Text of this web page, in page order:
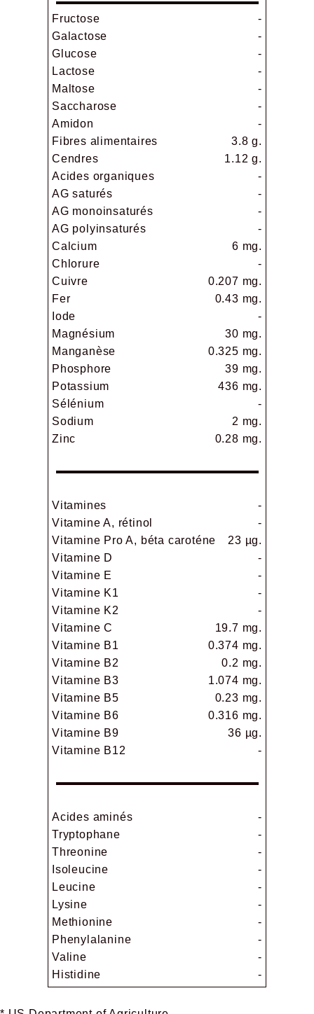
Fructose
-
Galactose
-
Glucose
-
Lactose
-
Maltose
-
Saccharose
-
Amidon
-
Fibres alimentaires
3.8 g.
Cendres
1.12 g.
Acides organiques
-
AG saturés
-
AG monoinsaturés
-
AG polyinsaturés
-
Calcium
6 mg.
Chlorure
-
Cuivre
0.207 mg.
Fer
0.43 mg.
Iode
-
Magnésium
30 mg.
Manganèse
0.325 mg.
Phosphore
39 mg.
Potassium
436 mg.
Sélénium
-
Sodium
2 mg.
Zinc
0.28 mg.
Vitamines
-
Vitamine A, rétinol
-
Vitamine Pro A, béta caroténe
23 µg.
Vitamine D
-
Vitamine E
-
Vitamine K1
-
Vitamine K2
-
Vitamine C
19.7 mg.
Vitamine B1
0.374 mg.
Vitamine B2
0.2 mg.
Vitamine B3
1.074 mg.
Vitamine B5
0.23 mg.
Vitamine B6
0.316 mg.
Vitamine B9
36 µg.
Vitamine B12
-
Acides aminés
-
Tryptophane
-
Threonine
-
Isoleucine
-
Leucine
-
Lysine
-
Methionine
-
Phenylalanine
-
Valine
-
Histidine
-